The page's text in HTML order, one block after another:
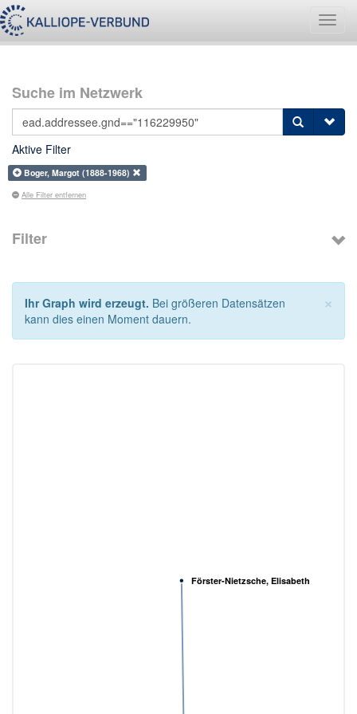
Suche im Netzwerk
Aktive Filter
Boger, Margot (1888-1968)
Alle Filter entfernen
Filter
×
Ihr Graph wird erzeugt. Bei größeren Datensätzen
kann dies einen Moment dauern.
Förster-Nietzsche, Elisabeth